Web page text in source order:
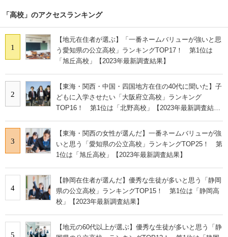
「高校」のアクセスランキング
1
【地元在住者が選ぶ】「一番ネームバリューが強いと思
う愛知県の公立高校」ランキングTOP17！ 第1位は
「旭丘高校」【2023年最新調査結果】
2
【東海・関西・中国・四国地方在住の40代に聞いた】子
どもに入学させたい「大阪府立高校」ランキング
TOP16！ 第1位は「北野高校」【2023年最新調査結
3
【東海・関西の女性が選んだ】一番ネームバリューが強
いと思う「愛知県の公立高校」ランキングTOP25！ 第
1位は「旭丘高校」【2023年最新調査結果】
4
【静岡在住者が選んだ】優秀な生徒が多いと思う「静岡
県の公立高校」ランキングTOP15！ 第1位は「静岡高
校」【2023年最新調査結果】
5
【地元の60代以上が選ぶ】優秀な生徒が多いと思う「静